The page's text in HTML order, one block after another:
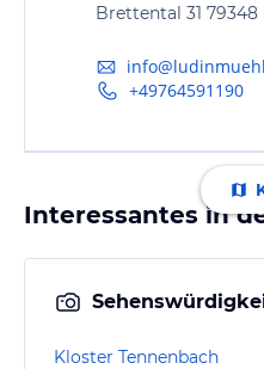
Brettental 31
+49764591190
Interessantes in
Kloster Tennenbach